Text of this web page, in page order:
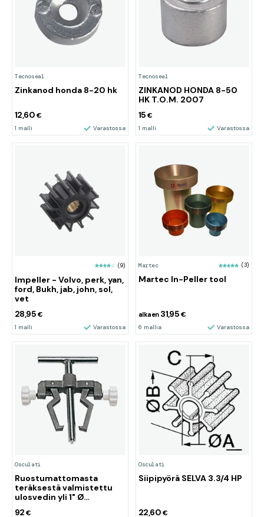
Tecnoseal
Zinkanod honda 8-20 hk
12,60 €
1 malli Varastossa
Tecnoseal
ZINKANOD HONDA 8-50
HK T.O.M. 2007
15€
1 malli Varastossa
(9)
Impeller - Volvo, perk, yan,
ford, Bukh, jab, john, sol,
vet
28,95 €
1 malli Varastossa
Martec (3)
Martec In-Peller tool
alkaen 31,95 €
6 mallia Varastossa
Osculati
Ruostumattomasta
teräksestä valmistettu
ulosvedin yli 1" Ø
92€
Osculati
Siipipyörä SELVA 3.3/4 HP
22,60 €